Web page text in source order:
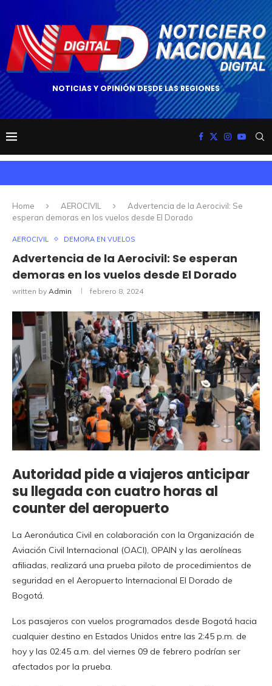
NOTICIAS Y OPINIÓN DESDE LAS REGIONES
Home AEROCIVIL
Advertencia de la Aerocivil: Se
esperan demoras en los vuelos desde El Dorado
AEROCIVIL DEMORA EN VUELOS
Advertencia de la Aerocivil: Se esperan
demoras en los vuelos desde El Dorado
written by Admin febrero 8, 2024
Autoridad pide a viajeros anticipar
su llegada con cuatro horas al
counter del aeropuerto
La Aeronáutica Civil en colaboración con la Organización de
Aviación Civil Internacional (OACI), OPAIN y las aerolíneas
afiliadas, realizará una prueba piloto de procedimientos de
seguridad en el Aeropuerto Internacional El Dorado de
Bogotá.
Los pasajeros con vuelos programados desde Bogotá hacia
cualquier destino en Estados Unidos entre las 2:45 p.m. de
hoy y las 02:45 a.m. del viernes 09 de febrero podrían ser
afectados por la prueba.